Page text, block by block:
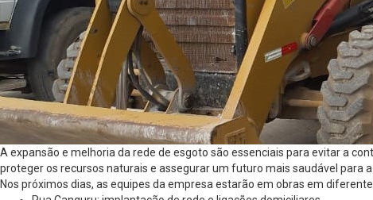
A expansão e melhoria da rede de esgoto são essenciais para evitar a
proteger os recursos naturais e assegurar um futuro mais saudável para
Nos próximos dias, as equipes da empresa estarão em obras em